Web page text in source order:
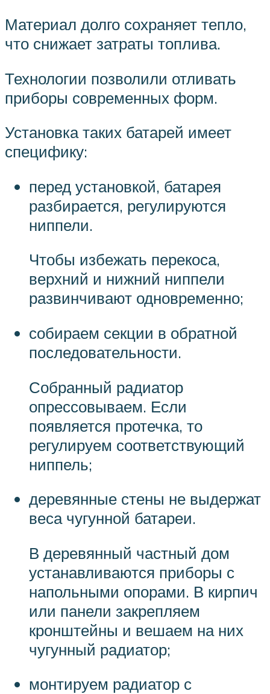
Материал долго сохраняет тепло,
что снижает затраты топлива.
Технологии позволили отливать
приборы современных форм.
Установка таких батарей имеет
специфику:
перед установкой, батарея
разбирается, регулируются
ниппели.
Чтобы избежать перекоса,
верхний и нижний ниппели
развинчивают одновременно;
собираем секции в обратной
последовательности.
Собранный радиатор
опрессовываем. Если
появляется протечка, то
регулируем соответствующий
ниппель;
деревянные стены не выдержат
веса чугунной батареи.
В деревянный частный дом
устанавливаются приборы с
напольными опорами. В кирпич
или панели закрепляем
кронштейны и вешаем на них
чугунный радиатор;
монтируем радиатор с